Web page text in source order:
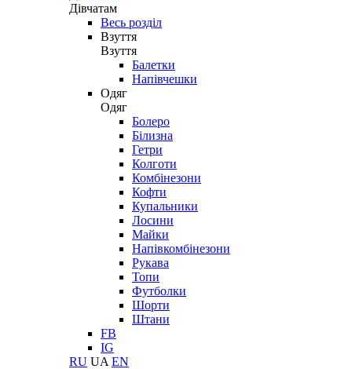
Дівчатам
Весь розділ
Взуття
Взуття
Балетки
Напівчешки
Одяг
Одяг
Болеро
Білизна
Гетри
Колготи
Комбінезони
Кофти
Купальники
Лосини
Майки
Напівкомбінезони
Рукава
Топи
Футболки
Шорти
Штани
FB
IG
RU UA EN